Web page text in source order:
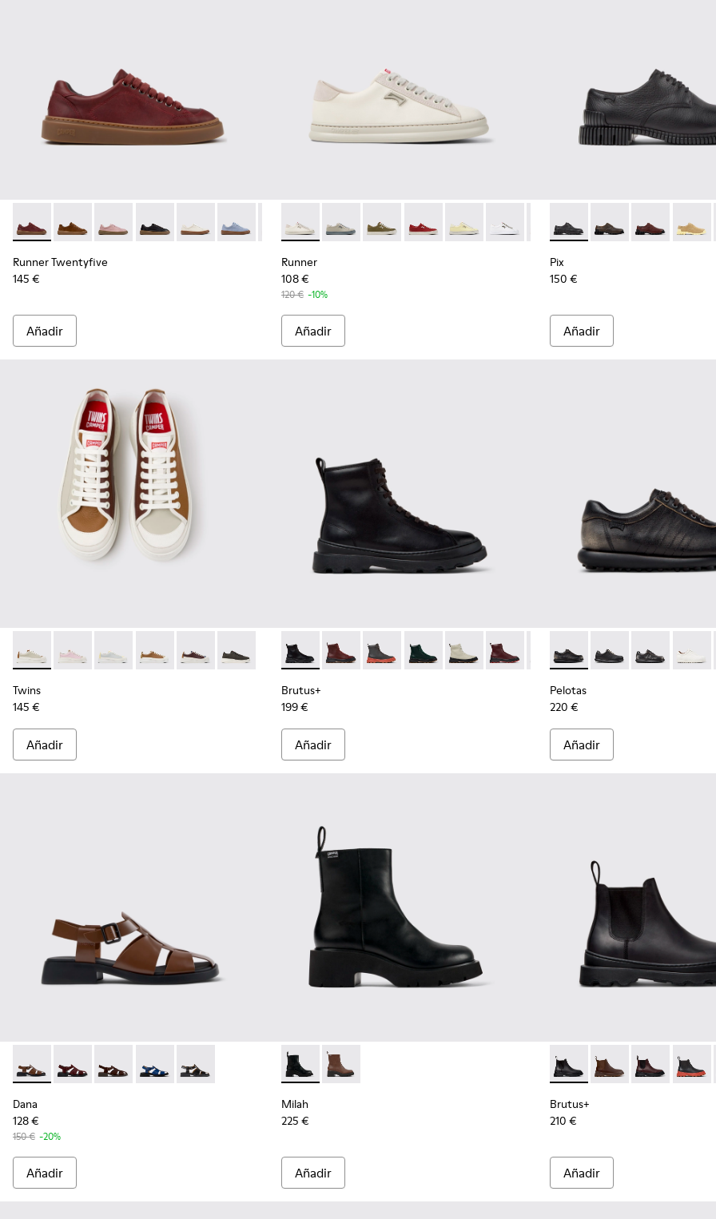
Runner Twentyfive - K201907-011 - Zapatillas de piel burdeos para mujer.
Runner Twentyfive - K201907-013
Runner Twentyfive - K201907-012
Runner Twentyfive - K201907-010
Runner Twentyfive - K201907-008
Runner Twentyfive - K201907-007
Runner Twentyfive - K201907-005
Runner Twentyfive - K201907-003
Runner Twentyfive - K201907-002
Runner Twentyfive
145 €
Añadir
Runner - K201855-001 - Zapatillas de piel y nobuk blancas para mujer.
Runner - K201855-015
Runner - K201855-014 - Zapatillas verdes de piel y nobuk para
Runner - K201855-013
Runner - K201855-011
Runner - K201855-010
Runner - K201855-008
Runner - K201855-006 -
Runner -Runner -
Runner
108 €
120 € -10%
Añadir
Pix - K201851-001 - Zapatos
Pix - K201851-011
Pix - Pix -
Pix
150 €
Añadir
Twins - K201626-025 - Zapatillas de piel multicolores para mujer.
Twins - K201626-024
Twins - K201626-020
Twins - K201626-019
Twins - K201626-018
Twins - K201626-010
Twins
145 €
Añadir
Brutus+ - K400816-001 - Botines de piel negros para mujer.
Brutus+ - K400816-011
Brutus+ - K400816-006
Brutus+ - K400816-005
Brutus+ - K400816-004
Brutus+ - K400816-003
Brutus+ - K400816-002
Brutus+
199 €
Añadir
Pelotas - 27205-294 -
Pelotas - 27205-326
Pelotas -
Pelotas
220 €
Añadir
Dana - K201489-010 - Sandalias de piel marrón para mujer.
Dana - K201489-013
Dana - K201489-012
Dana - K201489-011
Dana - K201489-001 - Sandalias de piel negra para mujer.
Dana
128 €
150 € -20%
Añadir
Milah - K400725-001 - Botines negros de piel para mujer.
Milah - K400725-002
Milah
225 €
Añadir
Brutus+ - K400818-001 -
Brutus+ - K400818-
Brutus+ -
Brutus+
210 €
Añadir